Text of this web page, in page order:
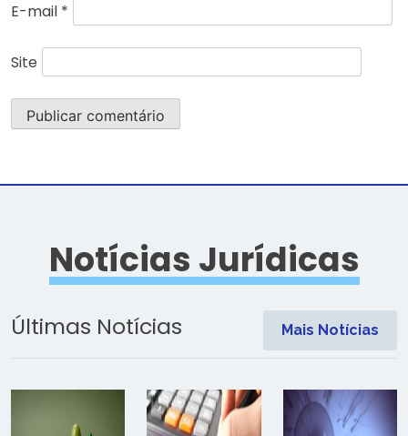
E-mail *
Site
Notícias Jurídicas
Últimas Notícias Mais Notícias